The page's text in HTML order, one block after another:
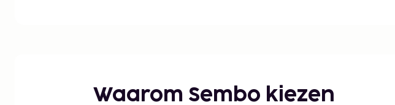
Helleens Parlementsgebouw - 1,7 km
Waarom Sembo kiezen